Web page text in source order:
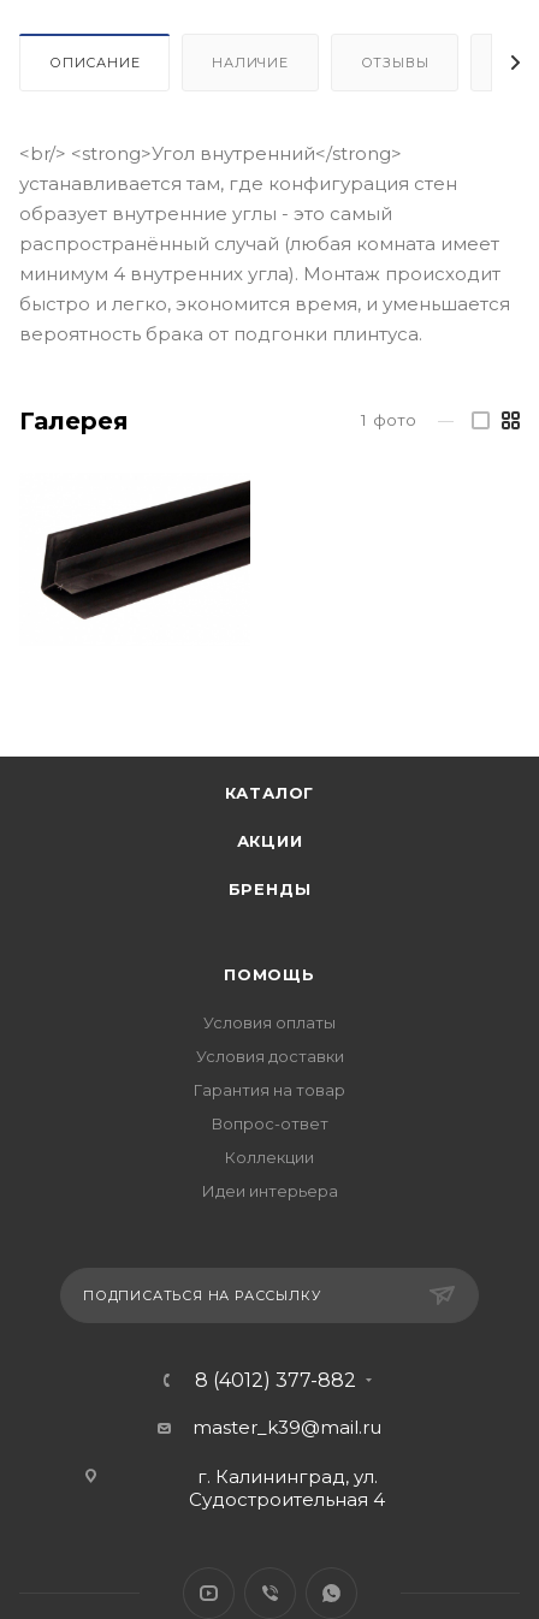
ОПИСАНИЕ НАЛИЧИЕ ОТЗЫВЫ
<br/> <strong>Угол внутренний</strong>
устанавливается там, где конфигурация стен
образует внутренние углы - это самый
распространённый случай (любая комната имеет
минимум 4 внутренних угла). Монтаж происходит
быстро и легко, экономится время, и уменьшается
вероятность брака от подгонки плинтуса.
Галерея 1 фото —
КАТАЛОГ
АКЦИИ
БРЕНДЫ
ПОМОЩЬ
Условия оплаты
Условия доставки
Гарантия на товар
Вопрос-ответ
Коллекции
Идеи интерьера
ПОДПИСАТЬСЯ НА РАССЫЛКУ
8 (4012) 377-882
master_k39@mail.ru
г. Калининград, ул.
Судостроительная 4